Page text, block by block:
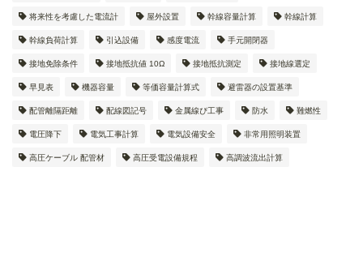
将来性を考慮した電流計 屋外設置 幹線容量計算 幹線計算
幹線負荷計算 引込設備 感度電流 手元開閉器
接地免除条件 接地抵抗値 10Ω 接地抵抗測定 接地線選定
早見表 機器容量 等価容量計算式 避雷器の設置基準
配管離隔距離 配線図記号 金属線ぴ工事 防水 難燃性
電圧降下 電気工事計算 電気設備安全 非常用照明装置
高圧ケーブル 配管材 高圧受電設備規程 高調波流出計算